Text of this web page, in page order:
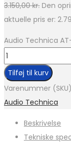
3.150,00kr. Den
aktuelle pris er:
Audio Technica
Tilføj til kurv
Varenummer
Audio Technica
Beskrivelse
Tekniske